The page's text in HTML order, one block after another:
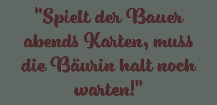
"Spielt der Bauer
abends Karten, muss
die Bäurin halt noch
warten!"